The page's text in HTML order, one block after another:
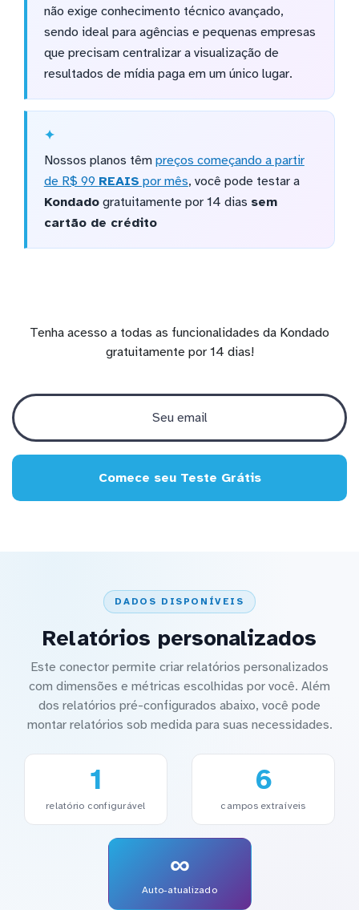
não exige conhecimento técnico avançado,
sendo ideal para agências e pequenas empresas
que precisam centralizar a visualização de
resultados de mídia paga em um único lugar.
Nossos planos têm preços começando a partir
de R$ 99 REAIS por mês, você pode testar a
Kondadogratuitamente por 14 dias sem
cartão de crédito
Tenha acesso a todas as funcionalidades da Kondado
gratuitamente por 14 dias!
Comece seu Teste Grátis
DADOS DISPONÍVEIS
Relatórios personalizados
Este conector permite criar relatórios personalizados
com dimensões e métricas escolhidas por você. Além
dos relatórios pré-configurados abaixo, você pode
montar relatórios sob medida para suas necessidades.
1
relatório configurável
6
campos extraíveis
∞
Auto-atualizado